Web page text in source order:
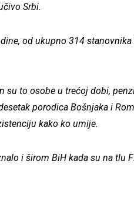
Srbi.
od ukupno 314
su to osobe u trećoj dobi,
porodica Bošnjaka i
kako ko umije.
i širom BiH kada su na tlu